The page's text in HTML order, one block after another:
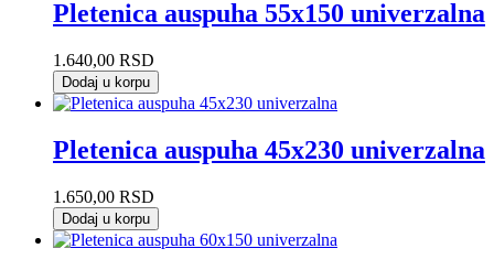
Pletenica auspuha 55x150 univerzalna
1.640,00 RSD
Dodaj u korpu
Pletenica auspuha 45x230 univerzalna
1.650,00 RSD
Dodaj u korpu